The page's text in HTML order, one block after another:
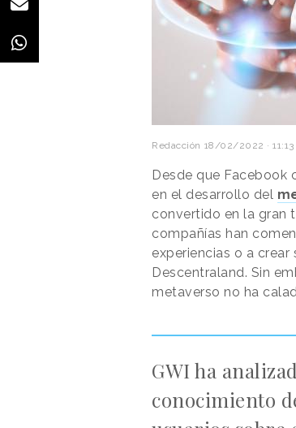
Redacción 18/02/2022 · 11:13
Desde que Facebook
en el desarrollo del
convertido en la gran
compañías han
experiencias o a
Descentraland. Sin
metaverso no ha
GWI ha
conocimiento